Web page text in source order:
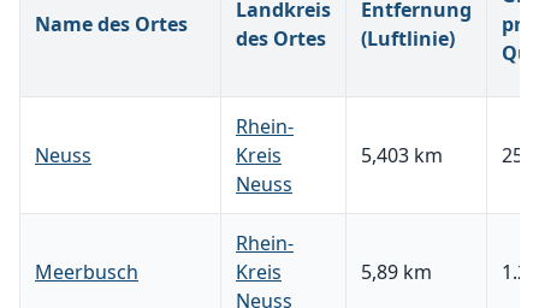
Name des Ortes
Landkreis
des Ortes
Entfernung
(Luftlinie)
pro
Neuss
Rhein-
Kreis
Neuss
5,403 km
Meerbusch
Rhein-
Kreis
Neuss
5,89 km